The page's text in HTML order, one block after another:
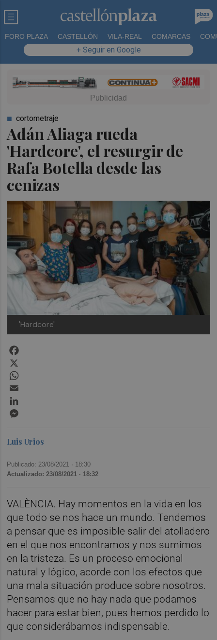
FORO PLAZA CASTELLÓN VILA-REAL COMARCAS
+ Seguir en Google
Adán Aliaga rueda
'Hardcore', el resurgir de
Rafa Botella desde las
cenizas
cortometraje
'Hardcore'
Luis Urios
Publicado: 23/08/2021 · 18:30
Actualizado: 23/08/2021 · 18:32
VALÈNCIA. Hay momentos en la vida en los
que todo se nos hace un mundo. Tendemos
a pensar que es imposible salir del atolladero
en el que nos encontramos y nos sumimos
en la tristeza. Es un proceso emocional
natural y lógico, acorde con los efectos que
una mala situación produce sobre nosotros.
Pensamos que no hay nada que podamos
hacer para estar bien, pues hemos perdido lo
que considerábamos indispensable.